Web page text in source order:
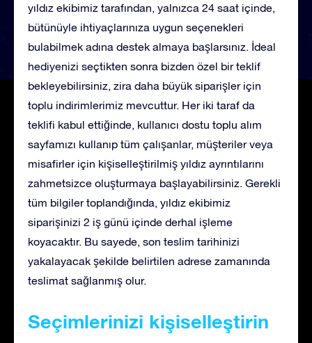
yıldız ekibimiz tarafından, yalnızca 24 saat içinde,
bütünüyle ihtiyaçlarınıza uygun seçenekleri
bulabilmek adına destek almaya başlarsınız. İdeal
hediyenizi seçtikten sonra bizden özel bir teklif
bekleyebilirsiniz, zira daha büyük siparişler için
toplu indirimlerimiz mevcuttur. Her iki taraf da
teklifi kabul ettiğinde, kullanıcı dostu toplu alım
sayfamızı kullanıp tüm çalışanlar, müşteriler veya
misafirler için kişiselleştirilmiş yıldız ayrıntılarını
zahmetsizce oluşturmaya başlayabilirsiniz. Gerekli
tüm bilgiler toplandığında, yıldız ekibimiz
siparişinizi 2 iş günü içinde derhal işleme
koyacaktır. Bu sayede, son teslim tarihinizi
yakalayacak şekilde belirtilen adrese zamanında
teslimat sağlanmış olur.
Seçimlerinizi kişiselleştirin